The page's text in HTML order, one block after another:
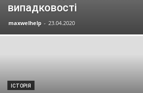
випадковості
maxwelhelp - 23.04.2020
ІСТОРІЯ